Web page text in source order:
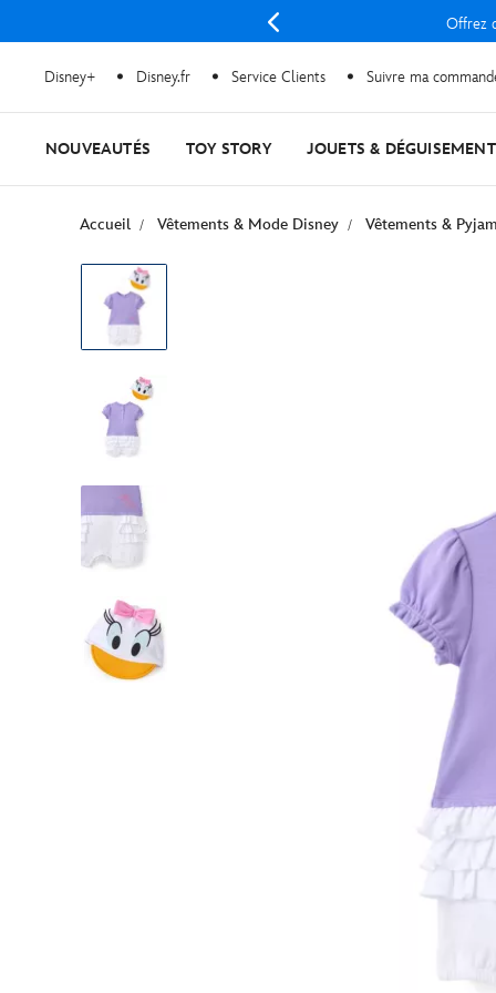
Offrez
Disney+ Disney.fr Service Clients Suivre ma
NOUVEAUTÉS TOY STORY JOUETS &
Accueil Vêtements & Mode Disney Vêtements &